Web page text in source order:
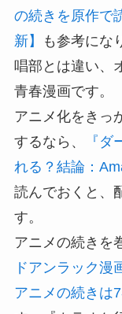
の続きを原作で
新】
も参考にな
唱部とは違い、
青春漫画です。
アニメ化をきっ
するなら、
『
れる？結論：
読んでおくと、
す。
アニメの続きを
ドアンラック漫
アニメの続きは